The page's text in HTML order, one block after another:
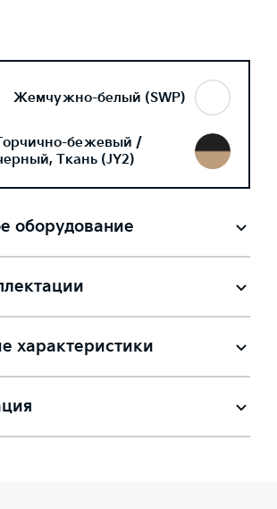
Жемчужно-белый (SWP)
бежевый /
Ткань (JY2)
оборудование
характеристики